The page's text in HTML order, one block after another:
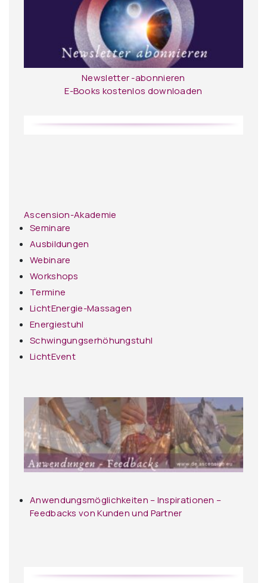
Newsletter -abonnieren
E-Books kostenlos downloaden
Ascension-Akademie
Seminare
Ausbildungen
Webinare
Workshops
Termine
LichtEnergie-Massagen
Energiestuhl
Schwingungserhöhungstuhl
LichtEvent
Anwendungsmöglichkeiten – Inspirationen –
Feedbacks von Kunden und Partner